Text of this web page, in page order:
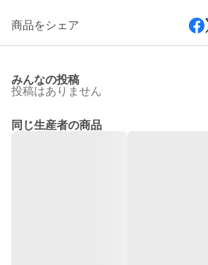
商品をシェア
みんなの投稿
投稿はありません
同じ生産者の商品